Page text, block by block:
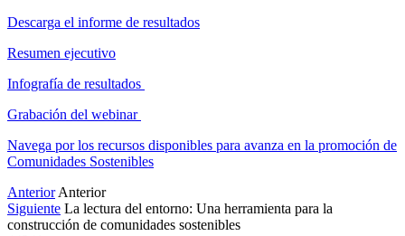
Descarga el informe de resultados
Resumen ejecutivo
Infografía de resultados
Grabación del webinar
Navega por los recursos disponibles para avanza en la promoción de
Comunidades Sostenibles
Anterior Anterior
Siguiente La lectura del entorno: Una herramienta para la
construcción de comunidades sostenibles